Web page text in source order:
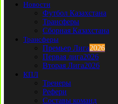
Новости
Футбол Казахстана
Трансферы
Сборная Казахстана
Трансферы
Премьер Лига2026
Первая лига2026
Вторая Лига2026
КПЛ
Тренеры
Рефери
Составы команд